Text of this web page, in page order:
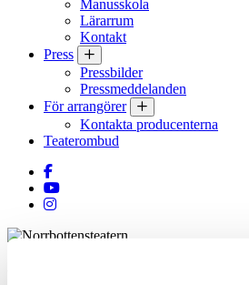
Manusskola
Lärarrum
Kontakt
Press
Pressbilder
Pressmeddelanden
För arrangörer
Kontakta producenterna
Teaterombud
Följ oss på Facebook
Gå till vår YouTube
Följ oss på Instagram